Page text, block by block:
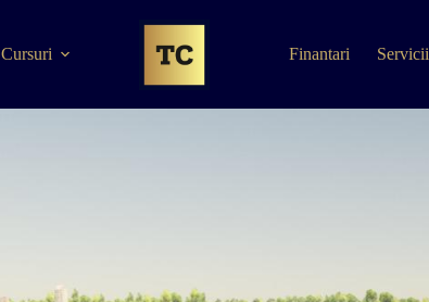
Cursuri Finantari Servicii